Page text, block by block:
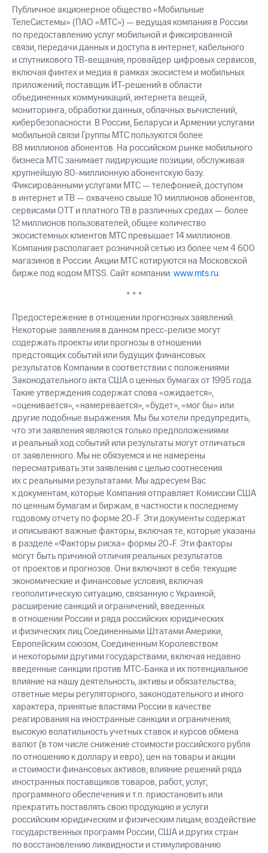
На главную
Публичное акционерное общество «Мобильные
ТелеСистемы» (ПАО «МТС») — ведущая компания в России
по предоставлению услуг мобильной и фиксированной
связи, передачи данных и доступа в интернет, кабельного
и спутникового ТВ-вещания; провайдер цифровых сервисов,
включая финтех и медиа в рамках экосистем и мобильных
приложений; поставщик ИТ-решений в области
объединенных коммуникаций, интернета вещей,
мониторинга, обработки данных, облачных вычислений,
кибербезопасности. В России, Беларуси и Армении услугами
мобильной связи Группы МТС пользуются более
88 миллионов абонентов. На российском рынке мобильного
бизнеса МТС занимает лидирующие позиции, обслуживая
крупнейшую 80-миллионную абонентскую базу.
Фиксированными услугами МТС — телефонией, доступом
в интернет и ТВ — охвачено свыше 10 миллионов абонентов,
сервисами OTT и платного ТВ в различных средах — более
12 миллионов пользователей, общее количество
экосистемных клиентов МТС превышает 14 миллионов.
Компания располагает розничной сетью из более чем 4 600
магазинов в России. Акции МТС котируются на Московской
бирже под кодом MTSS. Сайт компании:www.mts.ru.
* * *
Предостережение в отношении прогнозных заявлений.
Некоторые заявления в данном пресс-релизе могут
содержать проекты или прогнозы в отношении
предстоящих событий или будущих финансовых
результатов Компании в соответствии с положениями
Законодательного акта США о ценных бумагах от 1995 года.
Такие утверждения содержат слова «ожидается»,
«оценивается», «намеревается», «будет», «мог бы» или
другие подобные выражения. Мы бы хотели предупредить,
что эти заявления являются только предположениями
и реальный ход событий или результаты могут отличаться
от заявленного. Мы не обязуемся и не намерены
пересматривать эти заявления с целью соотнесения
их с реальными результатами. Мы адресуем Вас
к документам, которые Компания отправляет Комиссии США
по ценным бумагам и биржам, в частности к последнему
годовому отчету по форме 20-F. Эти документы содержат
и описывают важные факторы, включая те, которые указаны
в разделе «Факторы риска» формы 20-F. Эти факторы
могут быть причиной отличия реальных результатов
от проектов и прогнозов. Они включают в себя: текущие
экономические и финансовые условия, включая
геополитическую ситуацию, связанную с Украиной;
расширение санкций и ограничений, введенных
в отношении России и ряда российских юридических
и физических лиц Соединенными Штатами Америки,
Европейским союзом, Соединенным Королевством
и некоторыми другими государствами, включая недавно
введенные санкции против МТС-Банка и их потенциальное
влияние на нашу деятельность, активы и обязательства;
ответные меры регуляторного, законодательного и иного
характера, принятые властями России в качестве
реагирования на иностранные санкции и ограничения;
высокую волатильность учетных ставок и курсов обмена
валют (в том числе снижение стоимости российского рубля
по отношению к доллару и евро), цен на товары и акции
и стоимости финансовых активов; влияние решений ряда
иностранных поставщиков товаров, работ, услуг,
программного обеспечения и т.п. приостановить или
прекратить поставлять свою продукцию и услуги
российским юридическим и физическим лицам; воздействие
государственных программ России, США и других стран
по восстановлению ликвидности и стимулированию